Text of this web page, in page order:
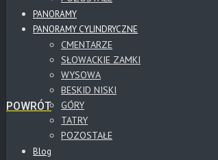
PANORAMY
PANORAMY CYLINDRYCZNE
CMENTARZE
SŁOWACKIE ZAMKI
WYSOWA
BESKID NISKI
GÓRY
TATRY
POZOSTAŁE
Blog
POWRÓT